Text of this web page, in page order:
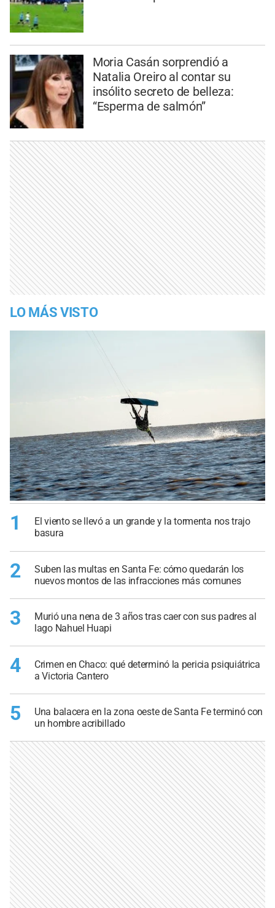
Moria Casán sorprendió a
Natalia Oreiro al contar su
insólito secreto de belleza:
“Esperma de salmón”
LO MÁS VISTO
1
El viento se llevó a un grande y la tormenta nos trajo
basura
2
Suben las multas en Santa Fe: cómo quedarán los
nuevos montos de las infracciones más comunes
3
Murió una nena de 3 años tras caer con sus padres al
lago Nahuel Huapi
4
Crimen en Chaco: qué determinó la pericia psiquiátrica
a Victoria Cantero
5
Una balacera en la zona oeste de Santa Fe terminó con
un hombre acribillado